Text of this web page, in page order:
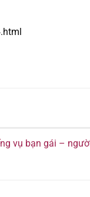
vụ bạn gái –